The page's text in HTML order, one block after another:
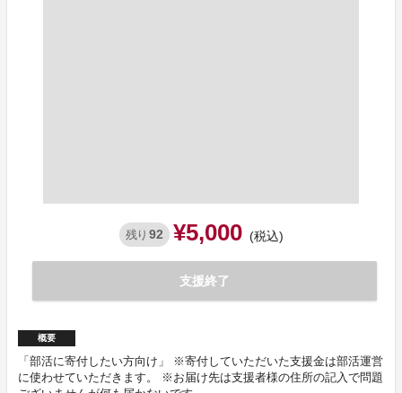
残り 92 ¥5,000 (税込)
支援終了
概要
「部活に寄付したい方向け」 ※寄付していただいた支援金は部活運営
に使わせていただきます。 ※お届け先は支援者様の住所の記入で問題